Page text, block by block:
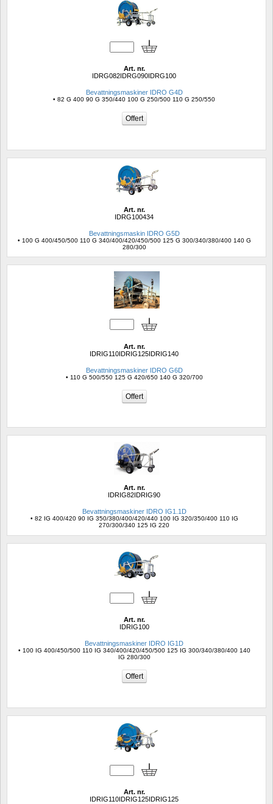
Art. nr.
IDRG082IDRG090IDRG100
Bevattningsmaskiner IDRO G4D
• 82 G 400 90 G 350/440 100 G 250/500 110 G 250/550
Art. nr.
IDRG100434
Bevattningsmaskin IDRO G5D
• 100 G 400/450/500 110 G 340/400/420/450/500 125 G 300/340/380/400 140 G
280/300
Art. nr.
IDRIG110IDRIG125IDRIG140
Bevattningsmaskiner IDRO G6D
• 110 G 500/550 125 G 420/650 140 G 320/700
Art. nr.
IDRIG82IDRIG90
Bevattningsmaskiner IDRO IG1.1D
• 82 IG 400/420 90 IG 350/380/400/420/440 100 IG 320/350/400 110 IG
270/300/340 125 IG 220
Art. nr.
IDRIG100
Bevattningsmaskiner IDRO IG1D
• 100 IG 400/450/500 110 IG 340/400/420/450/500 125 IG 300/340/380/400 140
IG 280/300
Art. nr.
IDRIG110IDRIG125IDRIG125